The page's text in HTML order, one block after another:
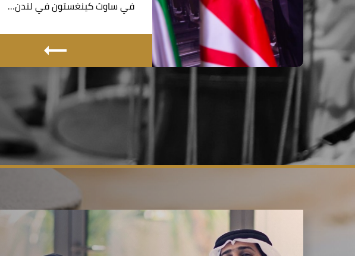
في ساوث كينغستون في لندن…